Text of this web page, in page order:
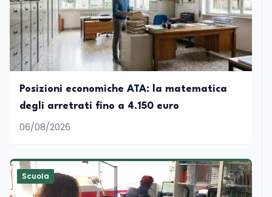
Posizioni economiche ATA: la matematica
degli arretrati fino a 4.150 euro
06/08/2026
Scuola